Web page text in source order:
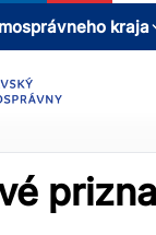
kraja